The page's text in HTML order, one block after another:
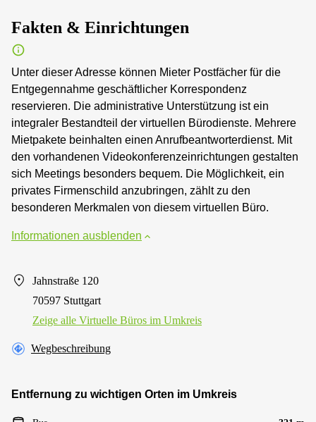
Fakten & Einrichtungen
Unter dieser Adresse können Mieter Postfächer für die
Entgegennahme geschäftlicher Korrespondenz
reservieren. Die administrative Unterstützung ist ein
integraler Bestandteil der virtuellen Bürodienste. Mehrere
Mietpakete beinhalten einen Anrufbeantworterdienst. Mit
den vorhandenen Videokonferenzeinrichtungen gestalten
sich Meetings besonders bequem. Die Möglichkeit, ein
privates Firmenschild anzubringen, zählt zu den
besonderen Merkmalen von diesem virtuellen Büro.
Informationen ausblenden
Jahnstraße 120
70597 Stuttgart
Zeige alle Virtuelle Büros im Umkreis
Wegbeschreibung
Entfernung zu wichtigen Orten im Umkreis